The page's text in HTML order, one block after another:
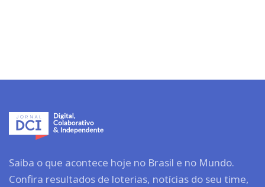
Saiba o que acontece hoje no Brasil e no Mundo.
Confira resultados de loterias, notícias do seu time,